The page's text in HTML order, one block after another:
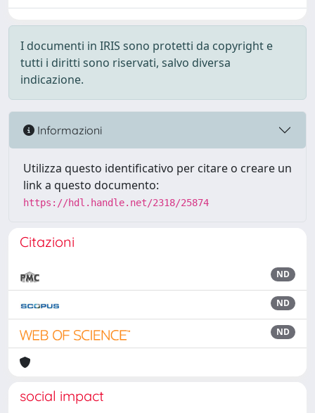
I documenti in IRIS sono protetti da copyright e
tutti i diritti sono riservati, salvo diversa
indicazione.
Informazioni
Utilizza questo identificativo per citare o creare un
link a questo documento:
https://hdl.handle.net/2318/25874
Citazioni
ND
ND
ND
social impact